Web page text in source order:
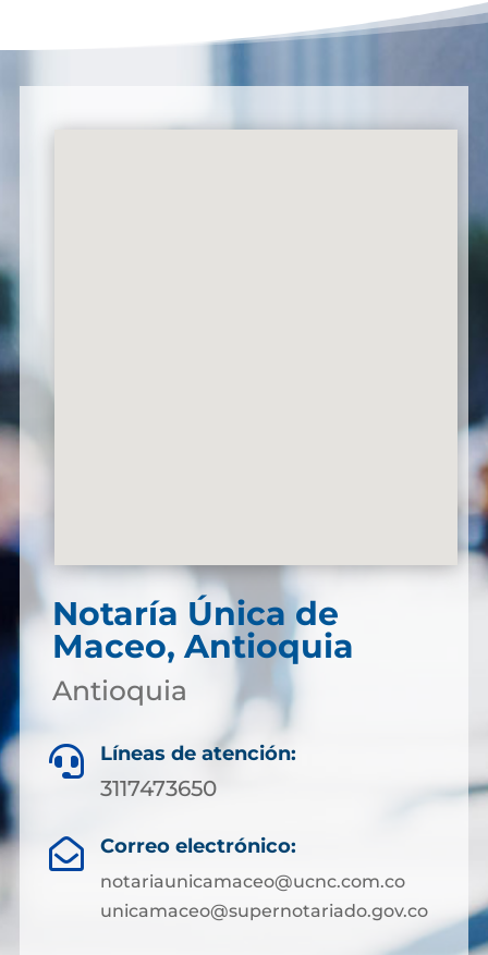
Notaría Única de
Maceo, Antioquia
Antioquia
 Líneas de atención:
3117473650
 Correo electrónico:
notariaunicamaceo@ucnc.com.co
unicamaceo@supernotariado.gov.co